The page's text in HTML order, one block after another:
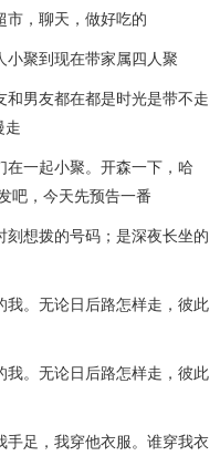
市，聊天，做好吃的
聚到现在带家属四人聚
男友都在都是时光是带不走
走
一起小聚。开森一下，哈
吧，今天先预告一番
想拨的号码；是深夜长坐的
。无论日后路怎样走，彼此
。无论日后路怎样走，彼此
足，我穿他衣服。谁穿我衣